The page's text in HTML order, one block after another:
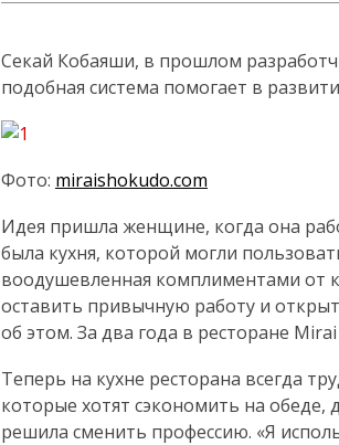
Секай Кобаяши, в прошлом
подобная система помогает в
Фото: miraishokudo.com
Идея пришла женщине, когда она
была кухня, которой могли
воодушевленная комплиментами от
оставить привычную работу и
об этом. За два года в ресторане
Теперь на кухне ресторана всегда
которые хотят сэкономить на
решила сменить профессию. «Я